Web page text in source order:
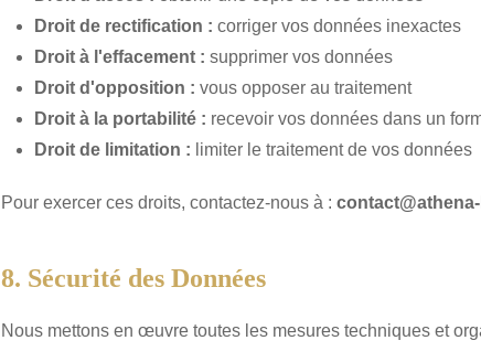
Droit de rectification : corriger vos données inexactes
Droit à l'effacement : supprimer vos données
Droit d'opposition : vous opposer au traitement
Droit à la portabilité : recevoir vos données dans un
Droit de limitation : limiter le traitement de vos données
Pour exercer ces droits, contactez-nous à :
8. Sécurité des Données
Nous mettons en œuvre toutes les mesures techniques et